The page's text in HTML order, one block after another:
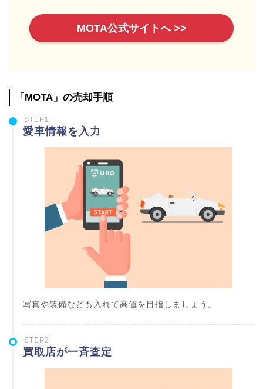
MOTA公式サイトへ >>
「MOTA」の売却手順
STEP1
愛車情報を入力
写真や装備なども入れて高値を目指しましょう。
STEP2
買取店が一斉査定